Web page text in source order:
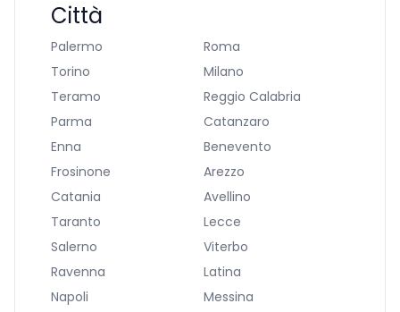
Città
Palermo
Roma
Torino
Milano
Teramo
Reggio Calabria
Parma
Catanzaro
Enna
Benevento
Frosinone
Arezzo
Catania
Avellino
Taranto
Lecce
Salerno
Viterbo
Ravenna
Latina
Napoli
Messina